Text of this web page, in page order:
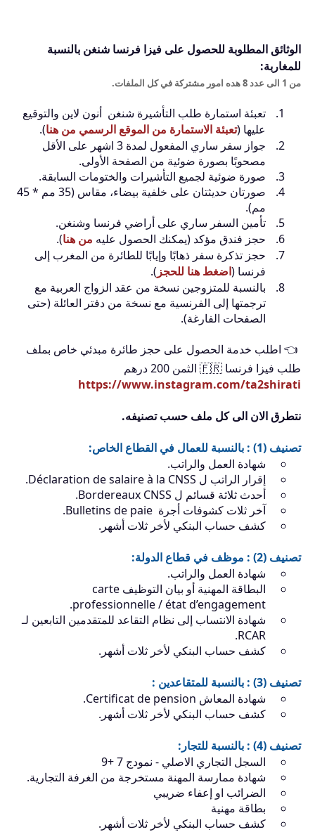
الوثائق المطلوبة للحصول على فيزا فرنسا شنغن بالنسبة
للمغاربة:
من 1 الى عدد 8 هده امور مشتركة في كل الملفات.
تعبئة استمارة طلب التأشيرة شنغن أنون لاين والتوقيع
عليها (تعبئة الاستمارة من الموقع الرسمي من هنا).
جواز سفر ساري المفعول لمدة 3 اشهر على الأقل
مصحوبًا بصورة ضوئية من الصفحة الأولى.
صورة ضوئية لجميع التأشيرات والختومات السابقة.
صورتان حديثتان على خلفية بيضاء، مقاس (35 مم * 45
مم).
تأمين السفر ساري على أراضي فرنسا وشنغن.
حجز فندق مؤكد (يمكنك الحصول عليه من هنا).
حجز تذكرة سفر ذهابًا وإيابًا للطائرة من المغرب إلى
فرنسا (اضغط هنا للحجز ).
بالنسبة للمتزوجين نسخة من عقد الزواج العربية مع
ترجمتها إلى الفرنسية مع نسخة من دفتر العائلة (حتى
الصفحات الفارغة).
👈 اطلب خدمة الحصول على حجز طائرة مبدئي خاص بملف
طلب فيزا فرنسا 🇫🇷 الثمن 200 درهم
https://www.instagram.com/ta2shirati
نتطرق الان الى كل ملف حسب تصنيفه.
تصنيف (1) : بالنسبة للعمال في القطاع الخاص:
شهادة العمل والراتب.
إقرار الراتب ل ⁯Déclaration de salaire à la CNSS.
أحدث ثلاثة قسائم ل Bordereaux CNSS.
آخر ثلات كشوفات أجرة Bulletins de paie.
كشف حساب البنكي لأخر ثلات أشهر.
تصنيف (2) : موظف في قطاع الدولة:
شهادة العمل والراتب.
البطاقة المهنية أو بيان التوظيف carte
professionnelle / état d’engagement.
شهادة الانتساب إلى نظام التقاعد للمتقدمين التابعين لـ
RCAR.
كشف حساب البنكي لأخر ثلات أشهر.
تصنيف (3) : بالنسبة للمتقاعدين :
شهادة المعاش Certificat de pension.
كشف حساب البنكي لأخر ثلات أشهر.
تصنيف (4) : بالنسبة للتجار:
السجل التجاري الاصلي - نمودج 7 +9
شهادة ممارسة المهنة مستخرجة من الغرفة التجارية.
الضرائب او إعفاء ضريبي
بطاقة مهنية
كشف حساب البنكي لأخر ثلات أشهر.